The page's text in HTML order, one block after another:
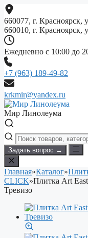
Перейти
к
содержимому
660077, г. Красноярск,
660010, г. Красноярск,
Ежедневно с 10:00 до
+7 (963) 189-49-82
krkmir@yandex.ru
Мир Линолеума
Задать вопрос →
Главная»Каталог»
CLICK»Плитка Art
Тревизо